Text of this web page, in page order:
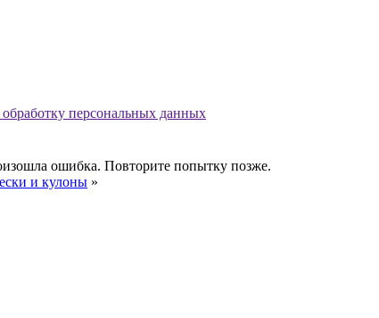
персональных данных
ошибка. Повторите попытку позже.
и кулоны »